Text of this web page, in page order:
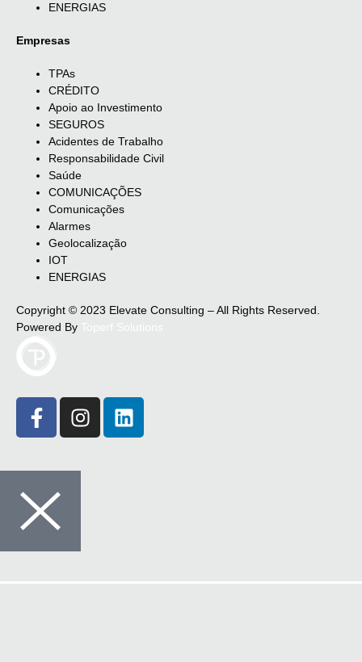
ENERGIAS
Empresas
TPAs
CRÉDITO
Apoio ao Investimento
SEGUROS
Acidentes de Trabalho
Responsabilidade Civil
Saúde
COMUNICAÇÕES
Comunicações
Alarmes
Geolocalização
IOT
ENERGIAS
Copyright © 2023 Elevate Consulting – All Rights Reserved.
Powered By